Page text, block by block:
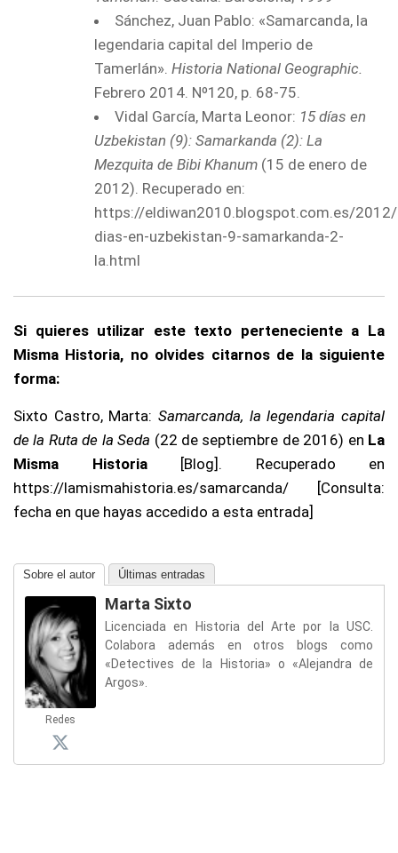
Sánchez, Juan Pablo: «Samarcanda, la
legendaria capital del Imperio de
Tamerlán». Historia National Geographic.
Febrero 2014. Nº120, p. 68-75.
Vidal García, Marta Leonor: 15 días en
Uzbekistan (9): Samarkanda (2): La
Mezquita de Bibi Khanum (15 de enero de
2012). Recuperado en:
https://eldiwan2010.blogspot.com.es/
dias-en-uzbekistan-9-samarkanda-2-
la.html
Si quieres utilizar este texto perteneciente a La
Misma Historia, no olvides citarnos de la siguiente
forma:
Sixto Castro, Marta: Samarcanda, la legendaria capital
de la Ruta de la Seda (22 de septiembre de 2016) en La
Misma Historia[Blog]. Recuperado en
https://lamismahistoria.es/samarcanda/ [Consulta:
fecha en que hayas accedido a esta entrada]
Sobre el autor Últimas entradas
Redes
Marta Sixto
Licenciada en Historia del Arte por la USC.
Colabora además en otros blogs como
«Detectives de la Historia» o «Alejandra de
Argos».